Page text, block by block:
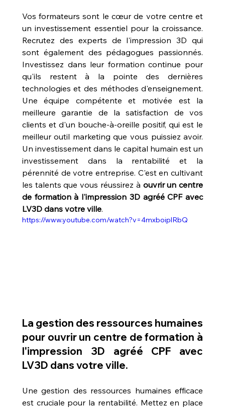
Vos formateurs sont le cœur de votre centre et
un investissement essentiel pour la croissance.
Recrutez des experts de l'impression 3D qui
sont également des pédagogues passionnés.
Investissez dans leur formation continue pour
qu'ils restent à la pointe des dernières
technologies et des méthodes d'enseignement.
Une équipe compétente et motivée est la
meilleure garantie de la satisfaction de vos
clients et d'un bouche-à-oreille positif, qui est le
meilleur outil marketing que vous puissiez avoir.
Un investissement dans le capital humain est un
investissement dans la rentabilité et la
pérennité de votre entreprise. C'est en cultivant
les talents que vous réussirez à ouvrir un centre
de formation à l'impression 3D agréé CPF avec
LV3D dans votre ville.
https://www.youtube.com/watch?v=4mxboiplRbQ
La gestion des ressources humaines
pour ouvrir un centre de formation à
l'impression 3D agréé CPF avec
LV3D dans votre ville.
Une gestion des ressources humaines efficace
est cruciale pour la rentabilité. Mettez en place